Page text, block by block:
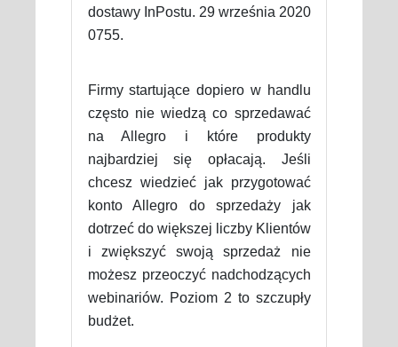
dostawy InPostu. 29 września 2020
0755.
Firmy startujące dopiero w handlu
często nie wiedzą co sprzedawać
na Allegro i które produkty
najbardziej się opłacają. Jeśli
chcesz wiedzieć jak przygotować
konto Allegro do sprzedaży jak
dotrzeć do większej liczby Klientów
i zwiększyć swoją sprzedaż nie
możesz przeoczyć nadchodzących
webinariów. Poziom 2 to szczupły
budżet.